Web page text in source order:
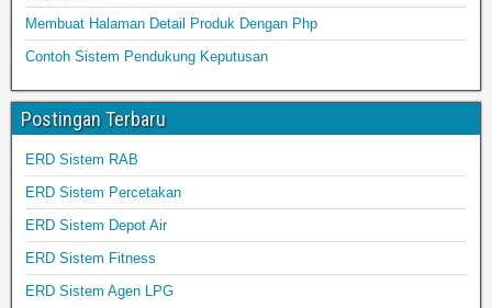
Membuat Halaman Detail Produk Dengan Php
Contoh Sistem Pendukung Keputusan
Postingan Terbaru
ERD Sistem RAB
ERD Sistem Percetakan
ERD Sistem Depot Air
ERD Sistem Fitness
ERD Sistem Agen LPG